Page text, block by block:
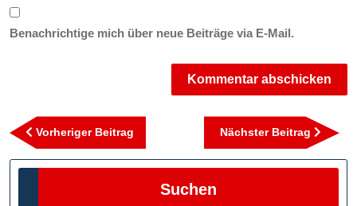
Benachrichtige mich über neue Beiträge via E-Mail.
Beitragsnavigation
Vorheriger Beitrag
Beitrag
Nächster Beitrag
Suchen